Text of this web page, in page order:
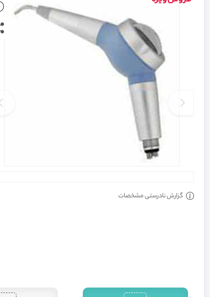
گزارش نادرستی مشخصات